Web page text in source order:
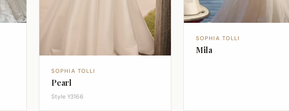
SOPHIA TOLLI
Pearl
Style Y3166
SOPHIA TOLLI
Mila